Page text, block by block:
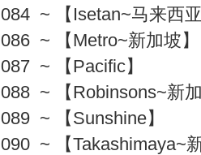
084 ~ 【Isetan~马来西
086 ~ 【Metro~新加坡】
087 ~ 【Pacific】
088 ~ 【Robinsons~新
089 ~ 【Sunshine】
090 ~ 【Takashimaya~